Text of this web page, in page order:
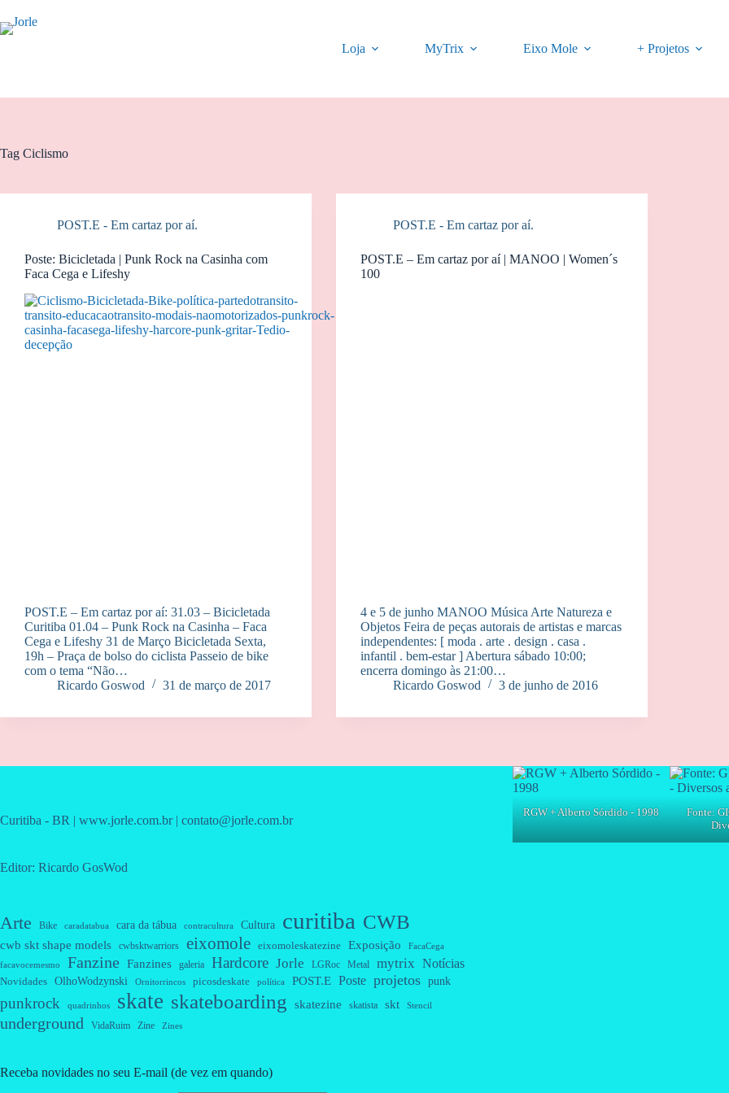
para
o
Loja MyTrix Eixo Mole + Projetos
Tag Ciclismo
POST.E - Em cartaz por aí.
Poste: Bicicletada | Punk Rock na Casinha com
Faca Cega e Lifeshy
POST.E – Em cartaz por aí: 31.03 – Bicicletada
Curitiba 01.04 – Punk Rock na Casinha – Faca
Cega e Lifeshy 31 de Março Bicicletada Sexta,
19h – Praça de bolso do ciclista Passeio de bike
com o tema “Não…
Ricardo Goswod
31 de março de 2017
POST.E - Em cartaz por aí.
POST.E – Em cartaz por aí | MANOO | Women´s
100
4 e 5 de junho MANOO Música Arte Natureza e
Objetos Feira de peças autorais de artistas e marcas
independentes: [ moda . arte . design . casa .
infantil . bem-estar ] Abertura sábado 10:00;
encerra domingo às 21:00…
Ricardo Goswod
3 de junho de 2016
Curitiba - BR | www.jorle.com.br | contato@jorle.com.br
Editor: Ricardo GosWod
Arte Bike caradatabua cara da tábua contracultura Cultura curitiba CWB
cwb skt shape models cwbsktwarriors eixomole eixomoleskatezine Exposição FacaCega
facavocemesmo Fanzine Fanzines galeria Hardcore Jorle LGRoc Metal mytrix Notícias
Novidades OlhoWodzynski Ornitorrincos picosdeskate política POST.E Poste projetos punk
punkrock quadrinhos skate skateboarding skatezine skatista skt Stencil
underground VidaRuim Zine Zines
Receba novidades no seu E-mail (de vez em quando)
RGW + Alberto Sórdido - 1998
Fonte: